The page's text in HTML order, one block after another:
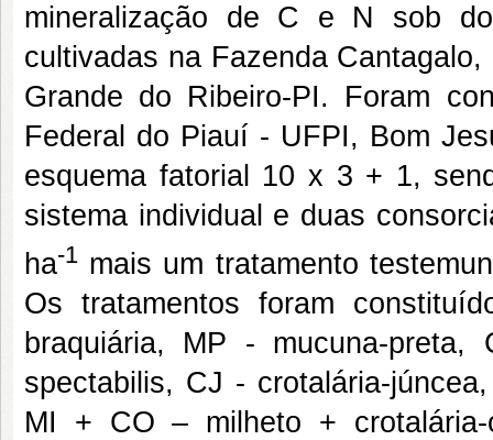
mineralização de C e N sob
cultivadas na Fazenda
Grande do Ribeiro-PI. Foram
Federal do Piauí - UFPI, Bom
esquema fatorial 10 x 3 + 1,
sistema individual e duas
ha-1 mais um tratamento
Os tratamentos foram
braquiária, MP - mucuna-
spectabilis, CJ - crotalária-
MI + CO – milheto +